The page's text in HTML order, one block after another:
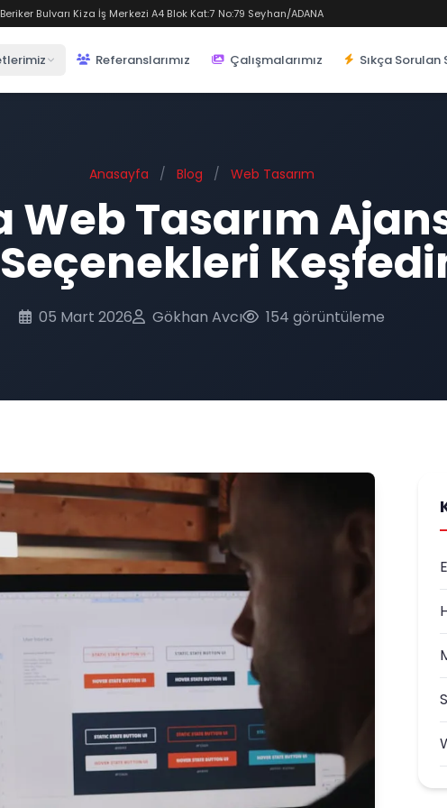
Bulvarı Kiza İş Merkezi A4 Blok Kat:7 No:79 Seyhan/ADANA
Referanslarımız Çalışmalarımız Sıkça Sorulan
Anasayfa / Blog / Web Tasarım
Tasarım
05 Mart 2026 Gökhan Avcı 154 görüntüleme